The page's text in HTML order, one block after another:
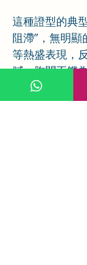
這種證型的典
阻滯”，無明
等熱盛表現，
膩、胸悶不饑
熱之邪，或濕
合邪所致，這